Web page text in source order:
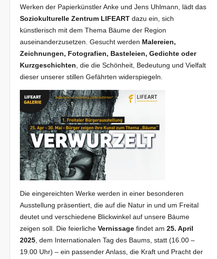
Werken der Papierkünstler Anke und Jens Uhlmann, lädt das
Soziokulturelle Zentrum LIFEART dazu ein, sich
künstlerisch mit dem Thema Bäume der Region
auseinanderzusetzen. Gesucht werden Malereien,
Zeichnungen, Fotografien, Basteleien, Gedichte oder
Kurzgeschichten , die die Schönheit, Bedeutung und Vielfalt
dieser unserer stillen Gefährten widerspiegeln.
Die eingereichten Werke werden in einer besonderen
Ausstellung präsentiert, die auf die Natur in und um Freital
deutet und verschiedene Blickwinkel auf unsere Bäume
zeigen soll. Die feierlicheVernissage findet am25. April
2025 , dem Internationalen Tag des Baums, statt (16.00 –
19.00 Uhr) – ein passender Anlass, die Kraft und Pracht der